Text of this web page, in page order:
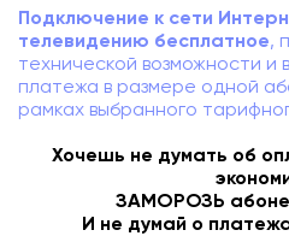
Зона
Подключение к сети
телевидению бесплатное,
технической возможности и
платежа в размере одной
рамках выбранного
Хочешь не думать об
ЗАМОРОЗЬ
И не думай о